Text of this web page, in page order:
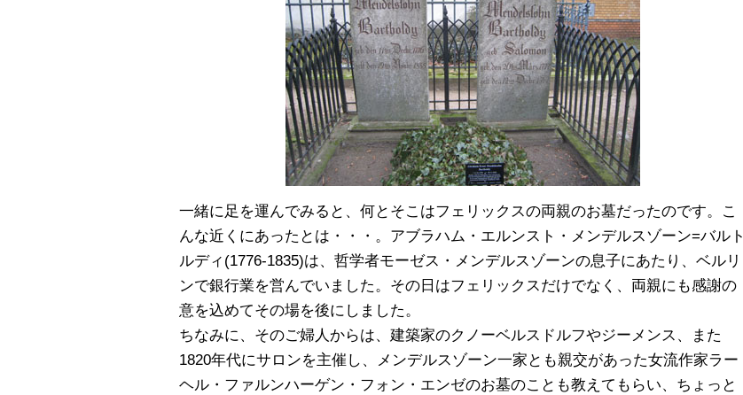
一緒に足を運んでみると、何とそこはフェリックスの両親のお墓だったのです。こ
んな近くにあったとは・・・。アブラハム・エルンスト・メンデルスゾーン=バルト
ルディ(1776-1835)は、哲学者モーゼス・メンデルスゾーンの息子にあたり、ベルリ
ンで銀行業を営んでいました。その日はフェリックスだけでなく、両親にも感謝の
意を込めてその場を後にしました。
ちなみに、そのご婦人からは、建築家のクノーベルスドルフやジーメンス、また
1820年代にサロンを主催し、メンデルスゾーン一家とも親交があった女流作家ラー
ヘル・ファルンハーゲン・フォン・エンゼのお墓のことも教えてもらい、ちょっと